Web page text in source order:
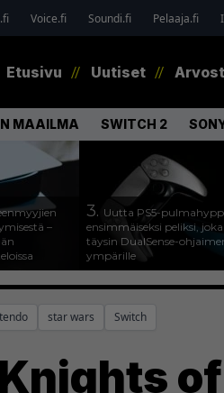
Voice.fi Soundi.fi Pelaaja.fi
Etusivu Uutiset
MAAILMA SWITCH 2
–
3. Uutta PS5-
ensimmäiseksi peliksi,
täysin DualSense-
ympärille
star wars Switch